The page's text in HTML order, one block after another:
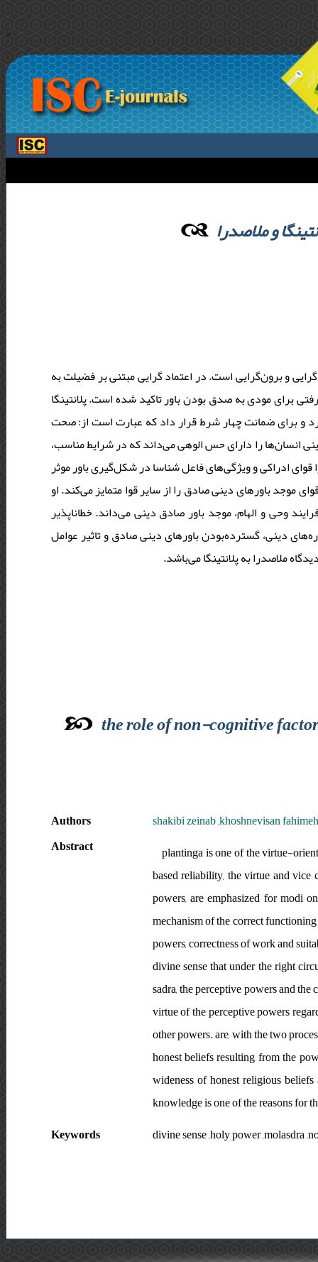
>
و ملاصدرا
و برون‌گرایی است. در اعتماد گرایی مبتنی بر فضیلت به
برای مودی به صدق بودن باور تاکید شده است. پلانتینگا
و برای ضمانت چهار شرط قرار داد که عبارت است از: صحت
انسان‌ها را دارای حس الوهی می‌داند که در شرایط مناسب،
ادراکی و ویژگی‌های فاعل شناسا در شکل‌گیری باور موثر
موجد باورهای دینی صادق را از سایر قوا متمایز می‌کند. او
وحی و الهام، موجد باور صادق دینی می‌داند. خطاناپذیر
دینی، گسترده‌بودن باورهای دینی صادق و تاثیر عوامل
ملاصدرا به پلانتینگا می‌باشد.
the role of non-cognitive
Authors
shakibi zeinab ,khoshnevisan fahimeh
Abstract
plantinga is one of the virtue-
based reliability, the virtue and
powers, are emphasized for modi
mechanism of the correct
powers, correctness of work and
divine sense that under the right
sadra, the perceptive powers and
virtue of the perceptive powers
other powers. are, with the two
honest beliefs resulting from the
wideness of honest religious
knowledge is one of the reasons for
Keywords
divine sense ,holy power ,molasdra